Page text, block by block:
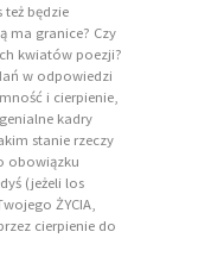
też będzie
ma granice? Czy
kwiatów poezji?
w odpowiedzi
i cierpienie,
kadry
stanie rzeczy
obowiązku
(jeżeli los
ŻYCIA,
cierpienie do